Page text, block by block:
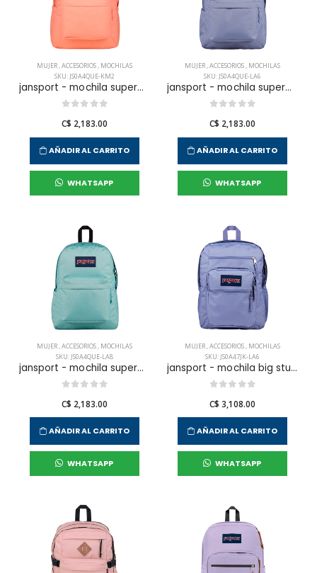
MUJER,ACCESORIOS, MOCHILAS
SKU: JS0A4QUE-KM2
jansport - mochila superbreak plus peach bum para mujer
C$ 2,183.00
AÑADIR AL CARRITO
WHATSAPP
MUJER,ACCESORIOS, MOCHILAS
SKU: JS0A4QUE-LA6
jansport - mochila superbreak plus lavender ash para mujer
C$ 2,183.00
AÑADIR AL CARRITO
WHATSAPP
MUJER,ACCESORIOS, MOCHILAS
SKU: JS0A4QUE-LA8
jansport - mochila superbreak plus faded sage para mujer
C$ 2,183.00
AÑADIR AL CARRITO
WHATSAPP
MUJER,ACCESORIOS, MOCHILAS
SKU: JS0A47JK-LA6
jansport - mochila big student lavender ash para mujer
C$ 3,108.00
AÑADIR AL CARRITO
WHATSAPP